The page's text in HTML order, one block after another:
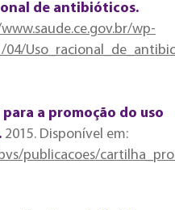
de antibióticos.
wp-
a promoção do uso
2015. Disponível em:
publicacoes/